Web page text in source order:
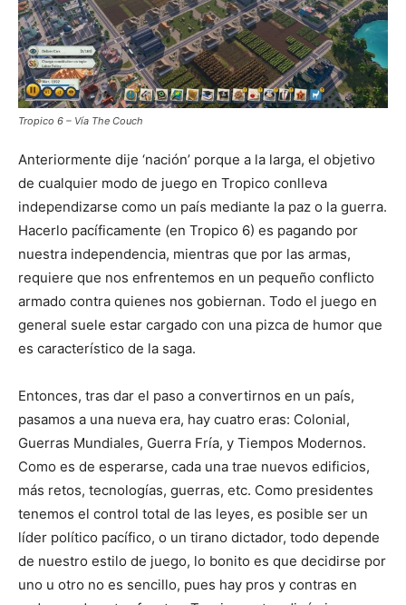
Tropico 6 – Vía The Couch
Anteriormente dije ‘nación’ porque a la larga, el objetivo
de cualquier modo de juego en Tropico conlleva
independizarse como un país mediante la paz o la guerra.
Hacerlo pacíficamente (en Tropico 6) es pagando por
nuestra independencia, mientras que por las armas,
requiere que nos enfrentemos en un pequeño conflicto
armado contra quienes nos gobiernan. Todo el juego en
general suele estar cargado con una pizca de humor que
es característico de la saga.
Entonces, tras dar el paso a convertirnos en un país,
pasamos a una nueva era, hay cuatro eras: Colonial,
Guerras Mundiales, Guerra Fría, y Tiempos Modernos.
Como es de esperarse, cada una trae nuevos edificios,
más retos, tecnologías, guerras, etc. Como presidentes
tenemos el control total de las leyes, es posible ser un
líder político pacífico, o un tirano dictador, todo depende
de nuestro estilo de juego, lo bonito es que decidirse por
uno u otro no es sencillo, pues hay pros y contras en